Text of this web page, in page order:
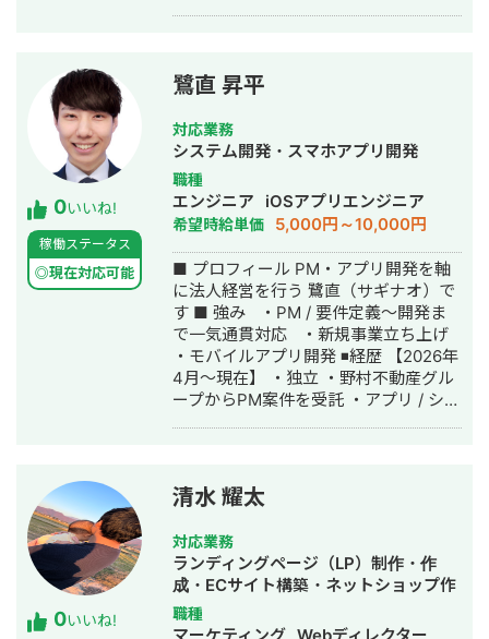
ォロワー10万、3年後にフォロワー50
万人 ┗SNSチームの立ち上げをし、全
てインハウス化させる ┗大手出版社か
らインスタのレシピ本を出版。
※「PFCバランスを整えるだけやせるレ
シピ」Amazonや書店に売ってます。
担当した具体的なアカウント※全て立ち
上げから担当 ┗instagram：ダイエッ
トメディア 45万人 ┗instagram：パ
ーソナルジム 2万人 ┗instagram：食
品定期通販 2.2万人 ┗Twitter：パー
ソナルジム 1万人 ┗tiktok：ダイエッ
トメディア1万人 ┗Youtube：パーソナ
ルジム ※チャンネル登録2,000人以上、
50本以上の動画作成
0いいね!
稼働ステータス
◎現在対応可能
鷺直 昇平
対応業務
システム開発・スマホアプリ開発
職種
エンジニア iOSアプリエンジニア
希望時給単価 5,000円～10,000円
■ プロフィール PM・アプリ開発を軸
に法人経営を行う 鷺直（サギナオ）で
す ■ 強み ・PM / 要件定義〜開発ま
で一気通貫対応 ・新規事業立ち上げ
・モバイルアプリ開発 ◾️経歴 【2026年
4月〜現在】 ・独立 ・野村不動産グル
ープからPM案件を受託 ・アプリ / シス
3月】 ・最年少で課長昇格 ・基幹シス
テムリプレイスを主導し、サイボウズ
主催コンテスト受賞 ・新規事業立ち上
げを4件経験 【2021年4月〜2023年3
月】 ・売上500億の事業会社に新卒で
エンジニア入社 ・30万人規模の基幹シ
ステム運用保守
0いいね!
清水 耀太
対応業務
ランディングページ（LP）制作・作
成・ECサイト構築・ネットショップ作
成代行・SNS運用代行・ホームページ
制作・作成・AI活用
職種